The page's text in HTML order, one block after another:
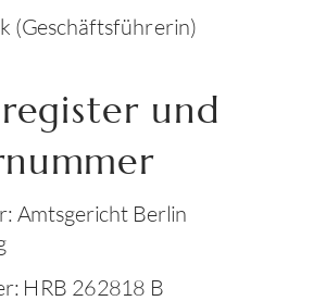
(Geschäftsführerin)
und
Amtsgericht Berlin
HRB 262818 B